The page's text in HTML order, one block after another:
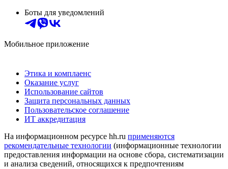
Боты для уведомлений
Мобильное приложение
Этика и комплаенс
Оказание услуг
Использование сайтов
Защита персональных данных
Пользовательское соглашение
ИТ аккредитация
На информационном ресурсе hh.ru применяются
рекомендательные технологии (информационные технологии
предоставления информации на основе сбора, систематизации
и анализа сведений, относящихся к предпочтениям